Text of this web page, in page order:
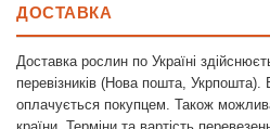
ДОСТАВКА
Доставка рослин по Україні
перевізників (Нова пошта, Укрпошта).
оплачується покупцем. Також